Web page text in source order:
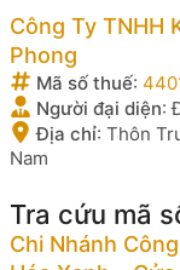
Công Ty TNHH
Phong
Mã số thuế:
Người đại diện:
Địa chỉ: Thôn
Nam
Tra cứu mã
Chi Nhánh